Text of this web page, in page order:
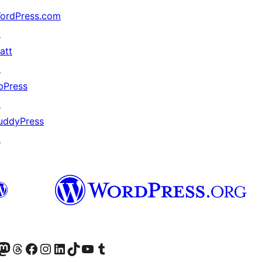
帳號造訪我們的 Threads 帳號 造訪我們的 Facebook 粉絲專頁Visit our Instagram account
Visit our LinkedIn account
造訪我們的 TikTok 帳號Visit our YouTube channel
造訪我們的 Tumblr 帳號